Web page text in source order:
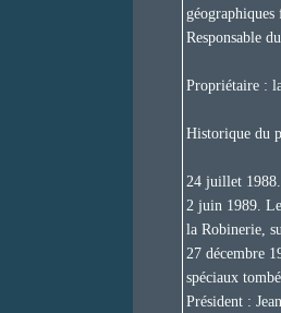
Responsable
Propriétaire :
Historique du
24 juillet 1988.
2 juin 1989.
la Robinerie,
27 décembre
spéciaux
Président :